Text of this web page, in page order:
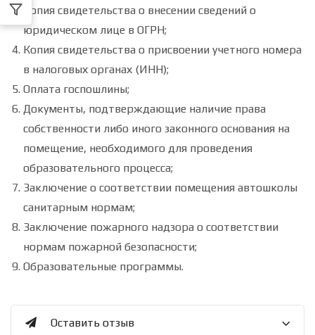
Копия свидетельства о внесении сведений о
юридическом лице в ОГРН;
Копия свидетельства о присвоении учетного номера
в налоговых органах (ИНН);
Оплата госпошлины;
Документы, подтверждающие наличие права
собственности либо иного законного основания на
помещение, необходимого для проведения
образовательного процесса;
Заключение о соответствии помещения автошколы
санитарным нормам;
Заключение пожарного надзора о соответствии
нормам пожарной безопасности;
Образовательные программы.
Оставить отзыв